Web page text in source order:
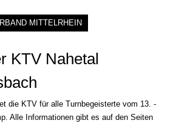
MITTELRHEIN
KTV Nahetal
die KTV für alle Turnbegeisterte vom 13. -
Alle Informationen gibt es auf den Seiten